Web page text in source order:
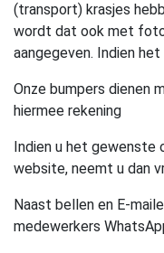
(transport) krasjes
wordt dat ook met
aangegeven. Indien
Onze bumpers dienen
hiermee rekening
Indien u het gewenste
website, neemt u dan
Naast bellen en E-
medewerkers